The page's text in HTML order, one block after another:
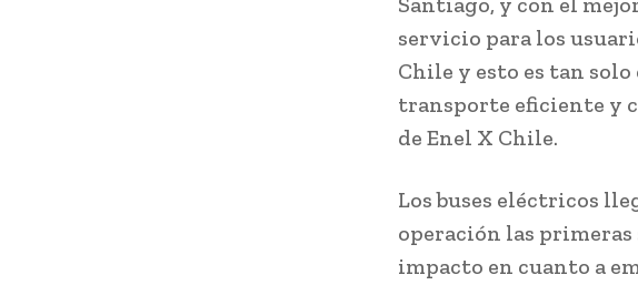
servicio para los
Chile y esto es tan
transporte eficiente y
de Enel X Chile.
Los buses eléctricos
operación las
impacto en cuanto a